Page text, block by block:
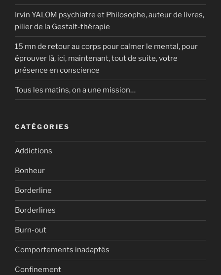
Irvin YALOM psychiatre et Philosophe, auteur de livres,
pilier de la Gestalt-thérapie
15 mn de retour au corps pour calmer le mental, pour
éprouver là, ici, maintenant, tout de suite, votre
présence en conscience
Tous les matins, on a une mission…
CATÉGORIES
Addictions
Bonheur
Borderline
Borderlines
Burn-out
Comportements inadaptés
Confinement